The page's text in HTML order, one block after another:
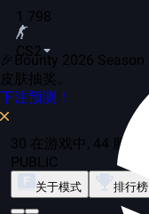
1 798
CS2
🎉Bounty 2026
皮肤抽奖。
下注预测！
30 在游戏中, 44 服务器
PUBLIC
关于模式 排行榜